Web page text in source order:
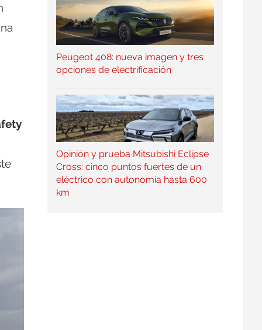
Peugeot 408: nueva imagen y tres
opciones de electrificación
Opinión y prueba Mitsubishi Eclipse
Cross: cinco puntos fuertes de un
eléctrico con autonomía hasta 600
km